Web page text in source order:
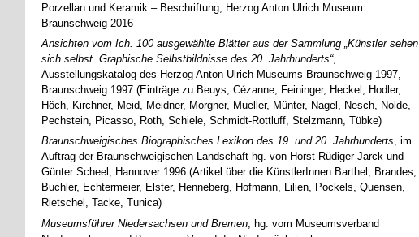
Porzellan und Keramik – Beschriftung, Herzog Anton Ulrich Museum
Braunschweig 2016
Ansichten vom Ich. 100 ausgewählte Blätter aus der Sammlung „Künstler sehen
sich selbst. Graphische Selbstbildnisse des 20. Jahrhunderts“,
Ausstellungskatalog des Herzog Anton Ulrich-Museums Braunschweig 1997,
Braunschweig 1997 (Einträge zu Beuys, Cézanne, Feininger, Heckel, Hodler,
Höch, Kirchner, Meid, Meidner, Morgner, Mueller, Münter, Nagel, Nesch, Nolde,
Pechstein, Picasso, Roth, Schiele, Schmidt-Rottluff, Stelzmann, Tübke)
Braunschweigisches Biographisches Lexikon des 19. und 20. Jahrhunderts, im
Auftrag der Braunschweigischen Landschaft hg. von Horst-Rüdiger Jarck und
Günter Scheel, Hannover 1996 (Artikel über die KünstlerInnen Barthel, Brandes,
Buchler, Echtermeier, Elster, Henneberg, Hofmann, Lilien, Pockels, Quensen,
Rietschel, Tacke, Tunica)
Museumsführer Niedersachsen und Bremen , hg. vom Museumsverband